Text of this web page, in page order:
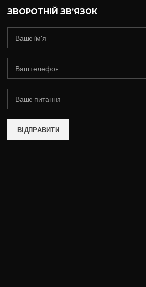
ЗВОРОТНІЙ ЗВ’ЯЗОК